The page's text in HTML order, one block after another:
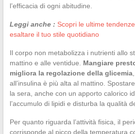
l’efficacia di ogni abitudine.
Leggi anche : Scopri le ultime
esaltare il tuo stile quotidiano
Il corpo non metabolizza i nutrienti allo
mattino e alle ventidue. Mangiare
migliora la regolazione della glicemia
all’insulina è più alta al mattino.
la sera, anche con un apporto calorico
l’accumulo di lipidi e disturba la qualità
Per quanto riguarda l’attività fisica, il
corrisponde al picco della temperatura